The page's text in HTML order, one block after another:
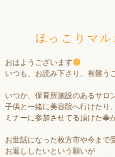
ほっこりマ
おはようございます
いつも、お読み下さり、有難う
いつか、保育所施設のあるサロ
子供と一緒に美容院へ行けたり
ミナーに参加させてる頂けた事
お世話になった枚方市や今まで
お返ししたいという願いが